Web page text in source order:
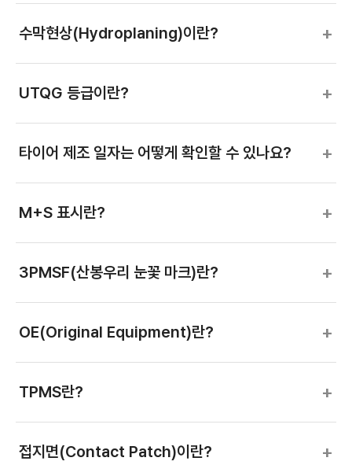
수막현상(Hydroplaning)이란? +
UTQG 등급이란? +
타이어 제조 일자는 어떻게 확인할 수 있나요? +
M+S 표시란? +
3PMSF(산봉우리 눈꽃 마크)란? +
OE(Original Equipment)란? +
TPMS란? +
접지면(Contact Patch)이란? +